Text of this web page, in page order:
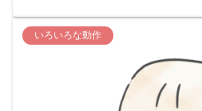
いろいろな動作